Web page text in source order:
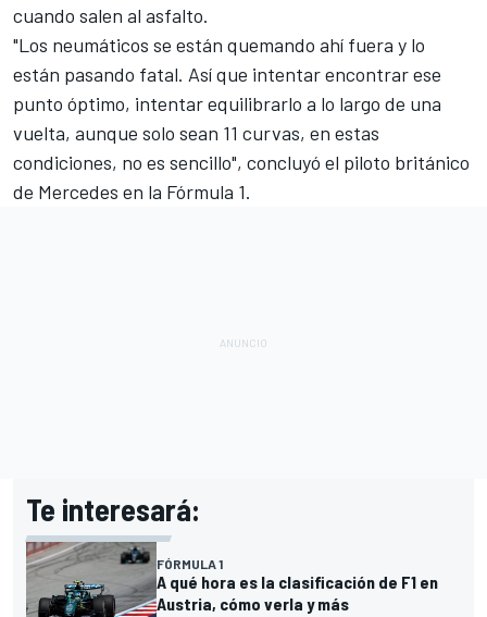
cuando salen al asfalto.
"Los neumáticos se están quemando ahí fuera y lo
están pasando fatal. Así que intentar encontrar ese
punto óptimo, intentar equilibrarlo a lo largo de una
vuelta, aunque solo sean 11 curvas, en estas
condiciones, no es sencillo", concluyó el piloto británico
de Mercedes en la Fórmula 1.
Te interesará:
FÓRMULA 1
A qué hora es la clasificación de F1 en
Austria, cómo verla y más